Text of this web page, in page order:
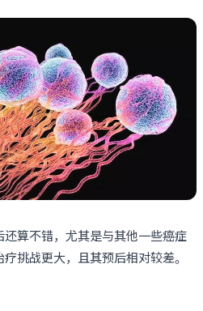
算不错，尤其是与其他一些癌症
挑战更大，且其预后相对较差。